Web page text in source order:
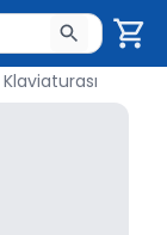
Göndərmək